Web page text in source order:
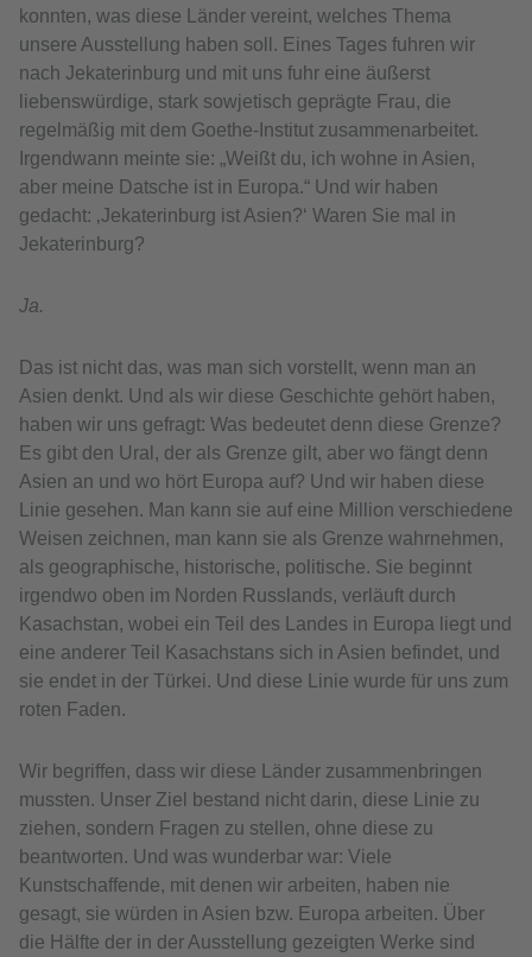
konnten, was diese Länder vereint, welches Thema
unsere Ausstellung haben soll. Eines Tages fuhren wir
nach Jekaterinburg und mit uns fuhr eine äußerst
liebenswürdige, stark sowjetisch geprägte Frau, die
regelmäßig mit dem Goethe-Institut zusammenarbeitet.
Irgendwann meinte sie: „Weißt du, ich wohne in Asien,
aber meine Datsche ist in Europa.“ Und wir haben
gedacht: ‚Jekaterinburg ist Asien?‘ Waren Sie mal in
Jekaterinburg?
Ja.
Das ist nicht das, was man sich vorstellt, wenn man an
Asien denkt. Und als wir diese Geschichte gehört haben,
haben wir uns gefragt: Was bedeutet denn diese Grenze?
Es gibt den Ural, der als Grenze gilt, aber wo fängt denn
Asien an und wo hört Europa auf? Und wir haben diese
Linie gesehen. Man kann sie auf eine Million verschiedene
Weisen zeichnen, man kann sie als Grenze wahrnehmen,
als geographische, historische, politische. Sie beginnt
irgendwo oben im Norden Russlands, verläuft durch
Kasachstan, wobei ein Teil des Landes in Europa liegt und
eine anderer Teil Kasachstans sich in Asien befindet, und
sie endet in der Türkei. Und diese Linie wurde für uns zum
roten Faden.
Wir begriffen, dass wir diese Länder zusammenbringen
mussten. Unser Ziel bestand nicht darin, diese Linie zu
ziehen, sondern Fragen zu stellen, ohne diese zu
beantworten. Und was wunderbar war: Viele
Kunstschaffende, mit denen wir arbeiten, haben nie
gesagt, sie würden in Asien bzw. Europa arbeiten. Über
die Hälfte der in der Ausstellung gezeigten Werke sind